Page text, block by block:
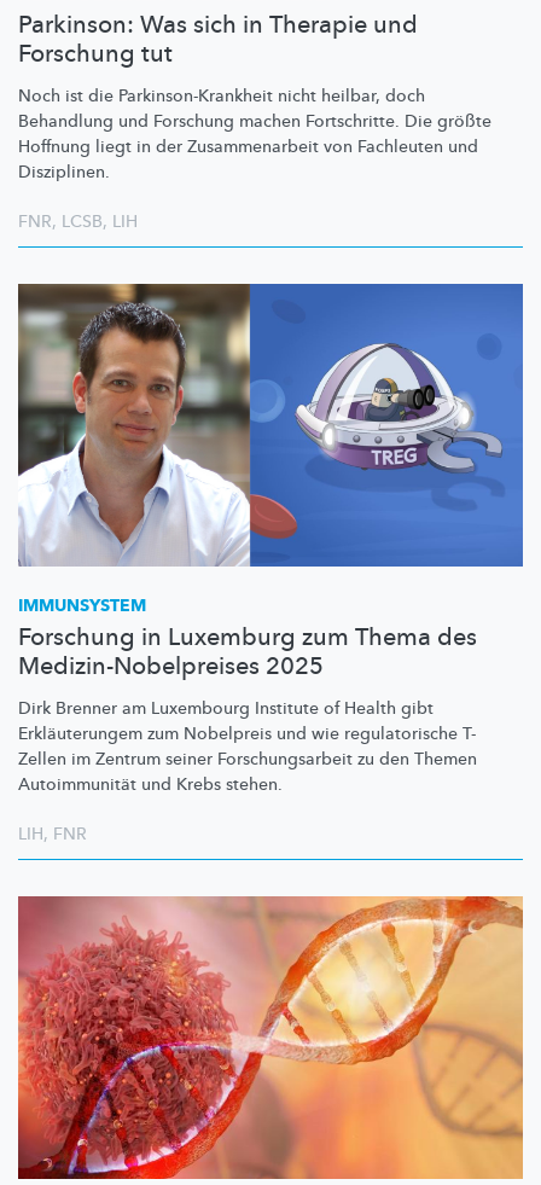
Parkinson: Was sich in Therapie und
Forschung tut
Noch ist die Parkinson-Krankheit nicht heilbar, doch
Behandlung und Forschung machen Fortschritte. Die größte
Hoffnung liegt in der Zusammenarbeit von Fachleuten und
Disziplinen.
FNR, LCSB, LIH
IMMUNSYSTEM
Forschung in Luxemburg zum Thema des
Medizin-Nobelpreises 2025
Dirk Brenner am Luxembourg Institute of Health gibt
Erkläuterungem zum Nobelpreis und wie regulatorische T-
Zellen im Zentrum seiner Forschungsarbeit zu den Themen
Autoimmunität und Krebs stehen.
LIH, FNR